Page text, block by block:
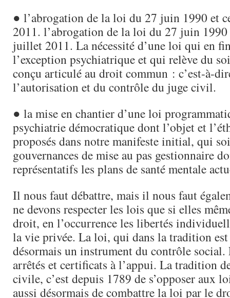
● l’abrogation de la loi du 27 juin 1990 et
2011. l’abrogation de la loi du 27 juin
juillet 2011. La nécessité d’une loi qui en
l’exception psychiatrique et qui relève du
conçu articulé au droit commun : c’est-à-
l’autorisation et du contrôle du juge civil.
● la mise en chantier d’une loi
psychiatrie démocratique dont l’objet et
proposés dans notre manifeste initial, qui
gouvernances de mise au pas gestionnaire
représentatifs les plans de santé mentale
Il nous faut débattre, mais il nous faut
ne devons respecter les lois que si elles
droit, en l’occurrence les libertés
la vie privée. La loi, qui dans la tradition
désormais un instrument du contrôle
arrêtés et certificats à l’appui. La tradition
civile, c’est depuis 1789 de s’opposer aux
aussi désormais de combattre la loi par le